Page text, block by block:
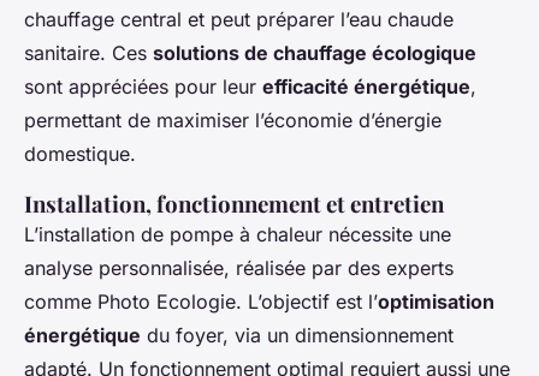
chauffage central et peut préparer l’eau chaude
sanitaire. Ces solutions de chauffage écologique
sont appréciées pour leur efficacité énergétique,
permettant de maximiser l’économie d’énergie
domestique.
Installation, fonctionnement et entretien
L’installation de pompe à chaleur nécessite une
analyse personnalisée, réalisée par des experts
comme Photo Ecologie. L’objectif est l’optimisation
énergétique du foyer, via un dimensionnement
adapté. Un fonctionnement optimal requiert aussi une